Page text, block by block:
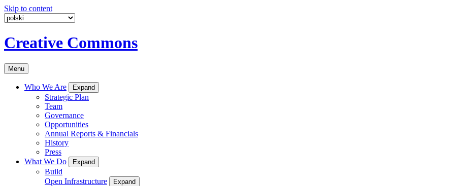
Skip to content
Creative Commons
Menu
Who We Are Expand
Strategic Plan
Team
Governance
Opportunities
Annual Reports & Financials
History
Press
What We Do
Expand
Build
Open Infrastructure
Expand